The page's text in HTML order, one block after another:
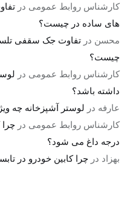
کارشناس روابط عمومی در
های ساده در چیست؟
محسن درتفاوت جک سقفی
چیست؟
کارشناس روابط عمومی در
داشته باشد؟
عارفه در لوستر آشپزخانه چه
کارشناس روابط عمومی در
درجه داغ می شود؟
بهزاد درچرا کابین خودرو در تابستان تا ۶۰ درجه